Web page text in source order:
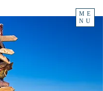
ME
NU